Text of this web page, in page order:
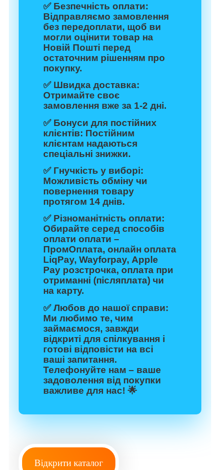
✅ Безпечність оплати:
Відправляємо замовлення
без передоплати, щоб ви
могли оцінити товар на
Новій Пошті перед
остаточним рішенням про
покупку.
✅ Швидка доставка:
Отримайте своє
замовлення вже за 1-2 дні.
✅ Бонуси для постійних
клієнтів: Постійним
клієнтам надаються
спеціальні знижки.
✅ Гнучкість у виборі:
Можливість обміну чи
повернення товару
протягом 14 днів.
✅ Різноманітність оплати:
Обирайте серед способів
оплати оплати –
ПромОплата, онлайн оплата
LiqPay, Wayforpay, Apple
Pay розстрочка, оплата при
отриманні (післяплата) чи
на карту.
✅Любов до нашої справи:
Ми любимо те, чим
займаємося, завжди
відкриті для спілкування і
готові відповісти на всі
ваші запитання.
Телефонуйте нам – ваше
задоволення від покупки
важливе для нас! 🌟
Відкрити каталог